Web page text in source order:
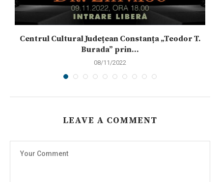
Centrul Cultural Județean Constanța „Teodor T.
Burada” prin...
08/11/2022
LEAVE A COMMENT